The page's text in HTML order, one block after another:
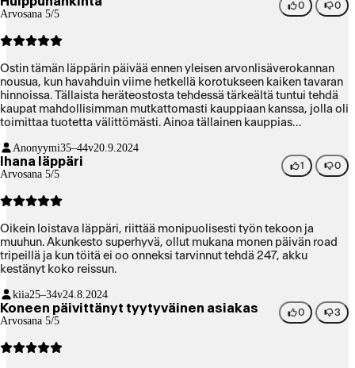
Arvosana 5/5
0 0
Ostin tämän läppärin päivää ennen yleisen arvonlisäverokannan
nousua, kun havahduin viime hetkellä korotukseen kaiken tavaran
hinnoissa. Tällaista heräteostosta tehdessä tärkeältä tuntui tehdä
kaupat mahdollisimman mutkattomasti kauppiaan kanssa, jolla oli
toimittaa tuotetta välittömästi. Ainoa tällainen kauppias
asiakaspalvelu oli kaiken lisäksi todella ystävällistä. Usein
tekniikkaan erikoistuvien liikkeiden myyjät ovat aika
välinpitämättömällä tuulella, mentaalisesti kuin mässyttäisivät
Verkkokaupassa myyjät olivat tosi kivoja. On paljon mukavampaa
Anonyymi35–44v20.9.2024
Ihana läppäri
Arvosana 5/5
1 0
Oikein loistava läppäri, riittää monipuolisesti työn tekoon ja
muuhun. Akunkesto superhyvä, ollut mukana monen päivän road
tripeillä ja kun töitä ei oo onneksi tarvinnut tehdä 247, akku
kestänyt koko reissun.
kiia25–34v24.8.2024
Koneen päivittänyt tyytyväinen asiakas
Arvosana 5/5
0 3